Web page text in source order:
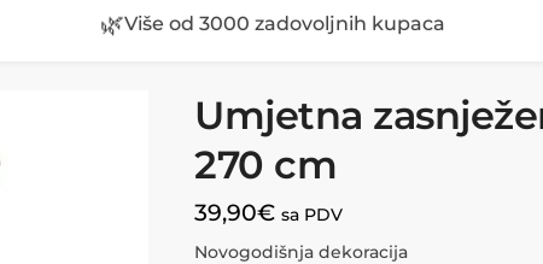
🌿Više od 3000 zadovoljnih kupaca
Umjetna
270 cm
39,90€ sa PDV
Novogodišnja dekoracija